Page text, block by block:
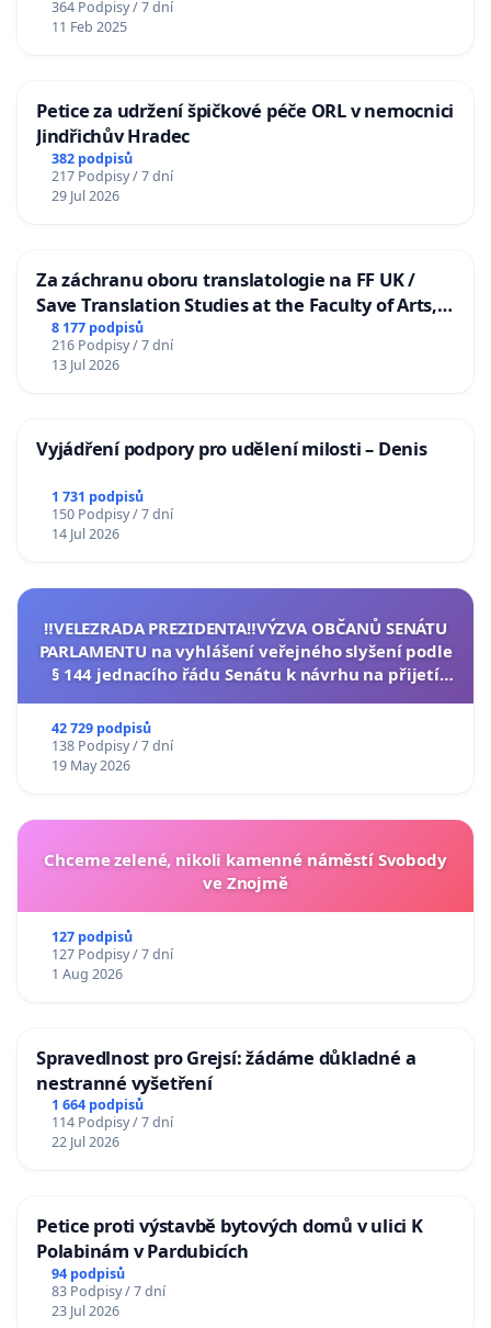
364 Podpisy / 7 dní
11 Feb 2025
Petice za udržení špičkové péče ORL v nemocnici
Jindřichův Hradec
382 podpisů
217 Podpisy / 7 dní
29 Jul 2026
Za záchranu oboru translatologie na FF UK /
Save Translation Studies at the Faculty of Arts,
Charles University
8 177 podpisů
216 Podpisy / 7 dní
13 Jul 2026
Vyjádření podpory pro udělení milosti – Denis
1 731 podpisů
150 Podpisy / 7 dní
14 Jul 2026
‼️VELEZRADA PREZIDENTA‼️VÝZVA OBČANŮ SENÁTU
PARLAMENTU na vyhlášení veřejného slyšení podle
§ 144 jednacího řádu Senátu k návrhu na přijetí
42 729 podpisů
138 Podpisy / 7 dní
19 May 2026
Chceme zelené, nikoli kamenné náměstí Svobody
ve Znojmě
127 podpisů
127 Podpisy / 7 dní
1 Aug 2026
Spravedlnost pro Grejsí: žádáme důkladné a
nestranné vyšetření
1 664 podpisů
114 Podpisy / 7 dní
22 Jul 2026
Petice proti výstavbě bytových domů v ulici K
Polabinám v Pardubicích
94 podpisů
83 Podpisy / 7 dní
23 Jul 2026